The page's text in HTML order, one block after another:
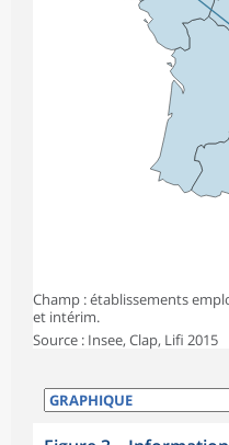
Champ : établissements
et intérim.
Source : Insee, Clap, Lifi 2015